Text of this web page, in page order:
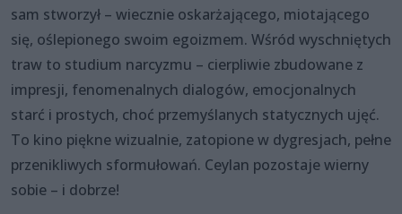
sam stworzył – wiecznie oskarżającego, miotającego
się, oślepionego swoim egoizmem. Wśród wyschniętych
traw to studium narcyzmu – cierpliwie zbudowane z
impresji, fenomenalnych dialogów, emocjonalnych
starć i prostych, choć przemyślanych statycznych ujęć.
To kino piękne wizualnie, zatopione w dygresjach, pełne
przenikliwych sformułowań. Ceylan pozostaje wierny
sobie – i dobrze!